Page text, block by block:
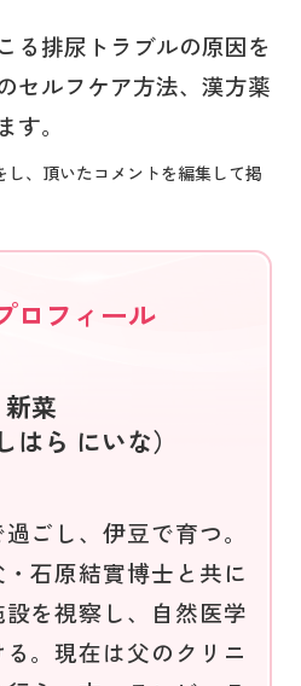
る排尿トラブルの原因を
セルフケア方法、漢方薬
。
、頂いたコメントを編集して掲
ロフィール
菜
はら にいな）
ごし、伊豆で育つ。
石原結實博士と共に
を視察し、自然医学
。現在は父のクリニ